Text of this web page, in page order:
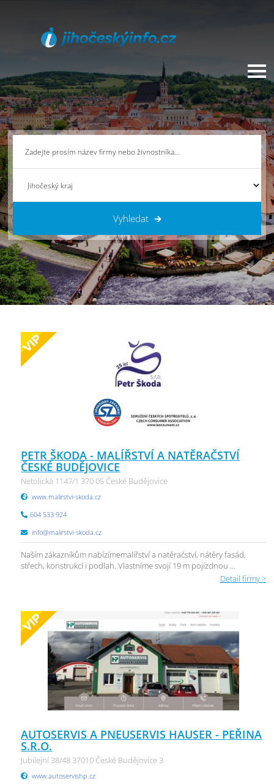
Vyhledat
PETR ŠKODA - MALÍŘSTVÍ A NATĚRAČSTVÍ
ČESKÉ BUDĚJOVICE
Netolická 1147/1 370 05 České Budějovice
www.malirstvi-skoda.cz
604 533 924
info@malirstvi-skoda.cz
Naším zákazníkům nabízímemalířství a natěračství, nátěry fasád,
střech, konstrukcí i podlah. Vlastníme svojí 19 m pojízdnou ...
Detail firmy >
AUTOSERVIS A PNEUSERVIS HAUSER - PEŘINA
S.R.O.
Jubilejní 38/48 37010 České Budějovice 3
www.autoservishp.cz